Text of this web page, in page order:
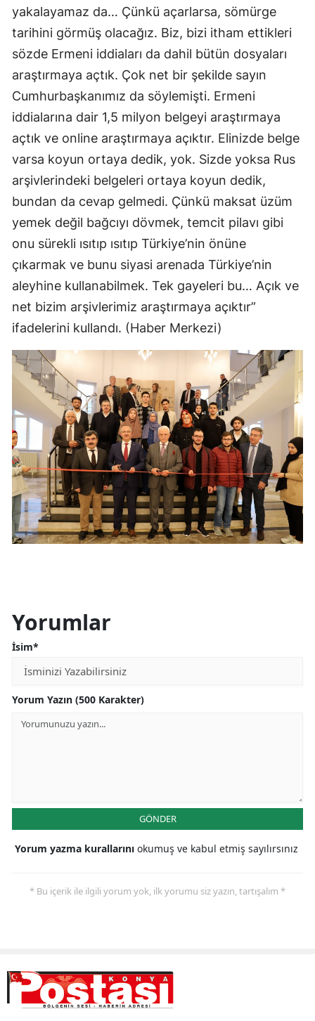
Malatya
Manisa
Kahramanmaraş
Muğla
Muş
Nevşehir
Niğde
Ordu
Rize
Sakarya
Samsun
Sinop
Sivas
Tekirdağ
Tokat
Trabzon
Tunceli
Batman
Şırnak
yakalayamaz da… Çünkü açarlarsa, sömürge
tarihini görmüş olacağız. Biz, bizi itham ettikleri
sözde Ermeni iddiaları da dahil bütün dosyaları
araştırmaya açtık. Çok net bir şekilde sayın
Cumhurbaşkanımız da söylemişti. Ermeni
iddialarına dair 1,5 milyon belgeyi araştırmaya
açtık ve online araştırmaya açıktır. Elinizde belge
varsa koyun ortaya dedik, yok. Sizde yoksa Rus
arşivlerindeki belgeleri ortaya koyun dedik,
bundan da cevap gelmedi. Çünkü maksat üzüm
yemek değil bağcıyı dövmek, temcit pilavı gibi
onu sürekli ısıtıp ısıtıp Türkiye’nin önüne
çıkarmak ve bunu siyasi arenada Türkiye’nin
aleyhine kullanabilmek. Tek gayeleri bu… Açık ve
net bizim arşivlerimiz araştırmaya açıktır”
ifadelerini kullandı. (Haber Merkezi)
Yorumlar
İsim*
Yorum Yazın (500 Karakter)
GÖNDER
Yorum yazma kurallarını okumuş ve kabul etmiş sayılırsınız
* Bu içerik ile ilgili yorum yok, ilk yorumu siz yazın, tartışalım *